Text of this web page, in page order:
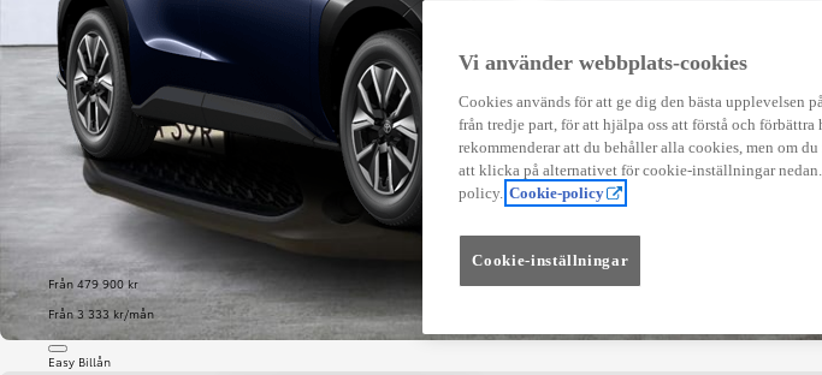
Från 479 900 kr
Från 3 333 kr/mån
Easy Billån
Vi använder webbplats-cookies
Cookies används för att ge dig den bästa upplevelsen
från tredje part, för att hjälpa oss att förstå och
rekommenderar att du behåller alla cookies, men om
att klicka på alternativet för cookie-inställningar
policy. Cookie-policy
Cookie-inställningar